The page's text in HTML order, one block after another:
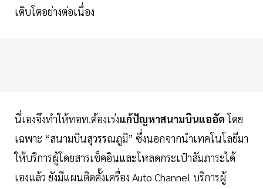
เติบโตอย่างต่อเนื่อง
นี่เองจึงทำให้ทอท.ต้องเร่งแก้ปัญหาสนามบินแออัดโดย
เฉพาะ “สนามบินสุวรรณภูมิ” ซึ่งนอกจากนำเทคโนโลยีมา
ให้บริการผู้โดยสารเช็คอินและโหลดกระเป๋าสัมภาระได้
เองแล้ว ยังมีแผนติดตั้งเครื่อง Auto Channel บริการผู้